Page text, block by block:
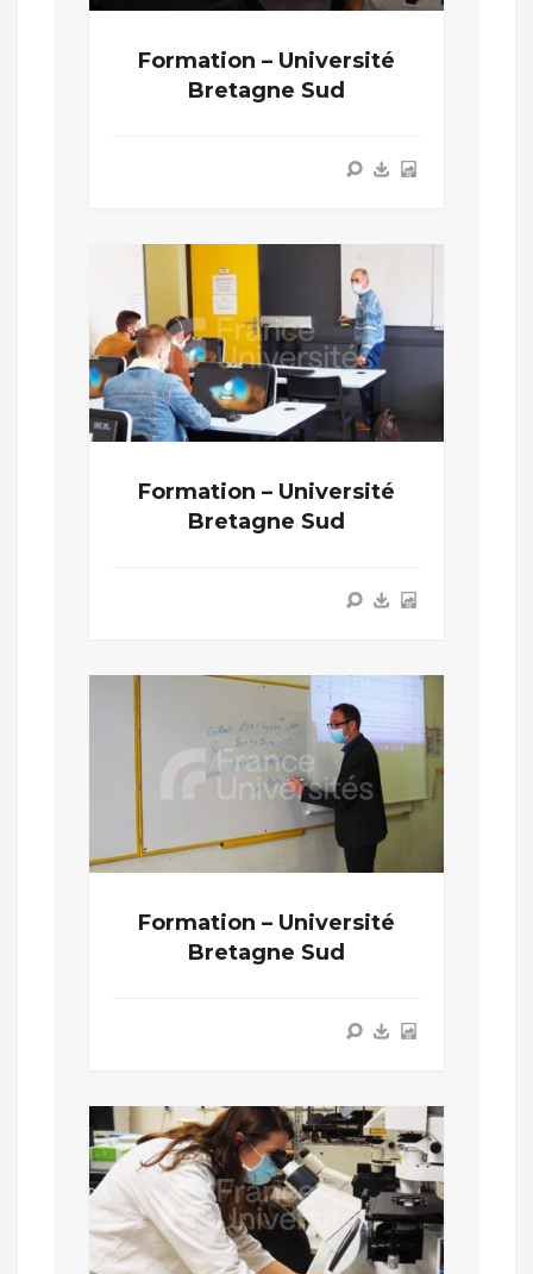
Formation – Université
Bretagne Sud
Formation – Université
Bretagne Sud
Formation – Université
Bretagne Sud